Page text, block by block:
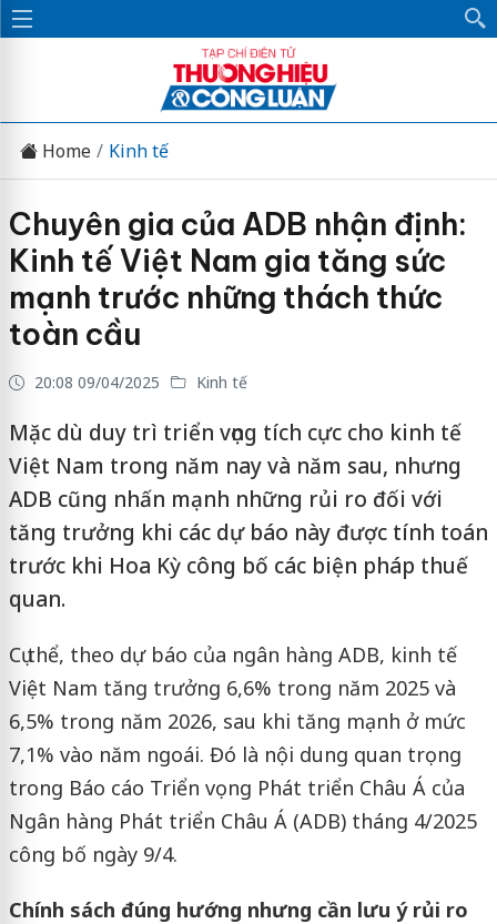
Home Kinh tế
Chuyên gia của ADB nhận định:
Kinh tế Việt Nam gia tăng sức
mạnh trước những thách thức
toàn cầu
20:08 09/04/2025 Kinh tế
Mặc dù duy trì triển vọng tích cực cho kinh tế
Việt Nam trong năm nay và năm sau, nhưng
ADB cũng nhấn mạnh những rủi ro đối với
tăng trưởng khi các dự báo này được tính toán
trước khi Hoa Kỳ công bố các biện pháp thuế
quan.
Cụ thể, theo dự báo của ngân hàng ADB, kinh tế
Việt Nam tăng trưởng 6,6% trong năm 2025 và
6,5% trong năm 2026, sau khi tăng mạnh ở mức
7,1% vào năm ngoái. Đó là nội dung quan trọng
trong Báo cáo Triển vọng Phát triển Châu Á của
Ngân hàng Phát triển Châu Á (ADB) tháng 4/2025
công bố ngày 9/4.
Chính sách đúng hướng nhưng cần lưu ý rủi ro